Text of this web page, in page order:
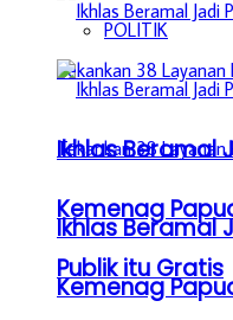
Ikhlas Beramal
Kemenag
Publik itu Gratis
POLITIK
Ikhlas Beramal
Kemenag